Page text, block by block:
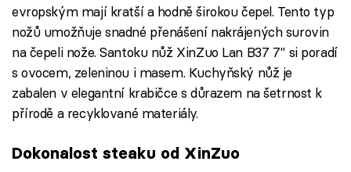
evropským mají kratší a hodně širokou čepel. Tento typ
nožů umožňuje snadné přenášení nakrájených surovin
na čepeli nože. Santoku nůž XinZuo Lan B37 7" si poradí
s ovocem, zeleninou i masem. Kuchyňský nůž je
zabalen v elegantní krabičce s důrazem na šetrnost k
přírodě a recyklované materiály.
Dokonalost steaku od XinZuo